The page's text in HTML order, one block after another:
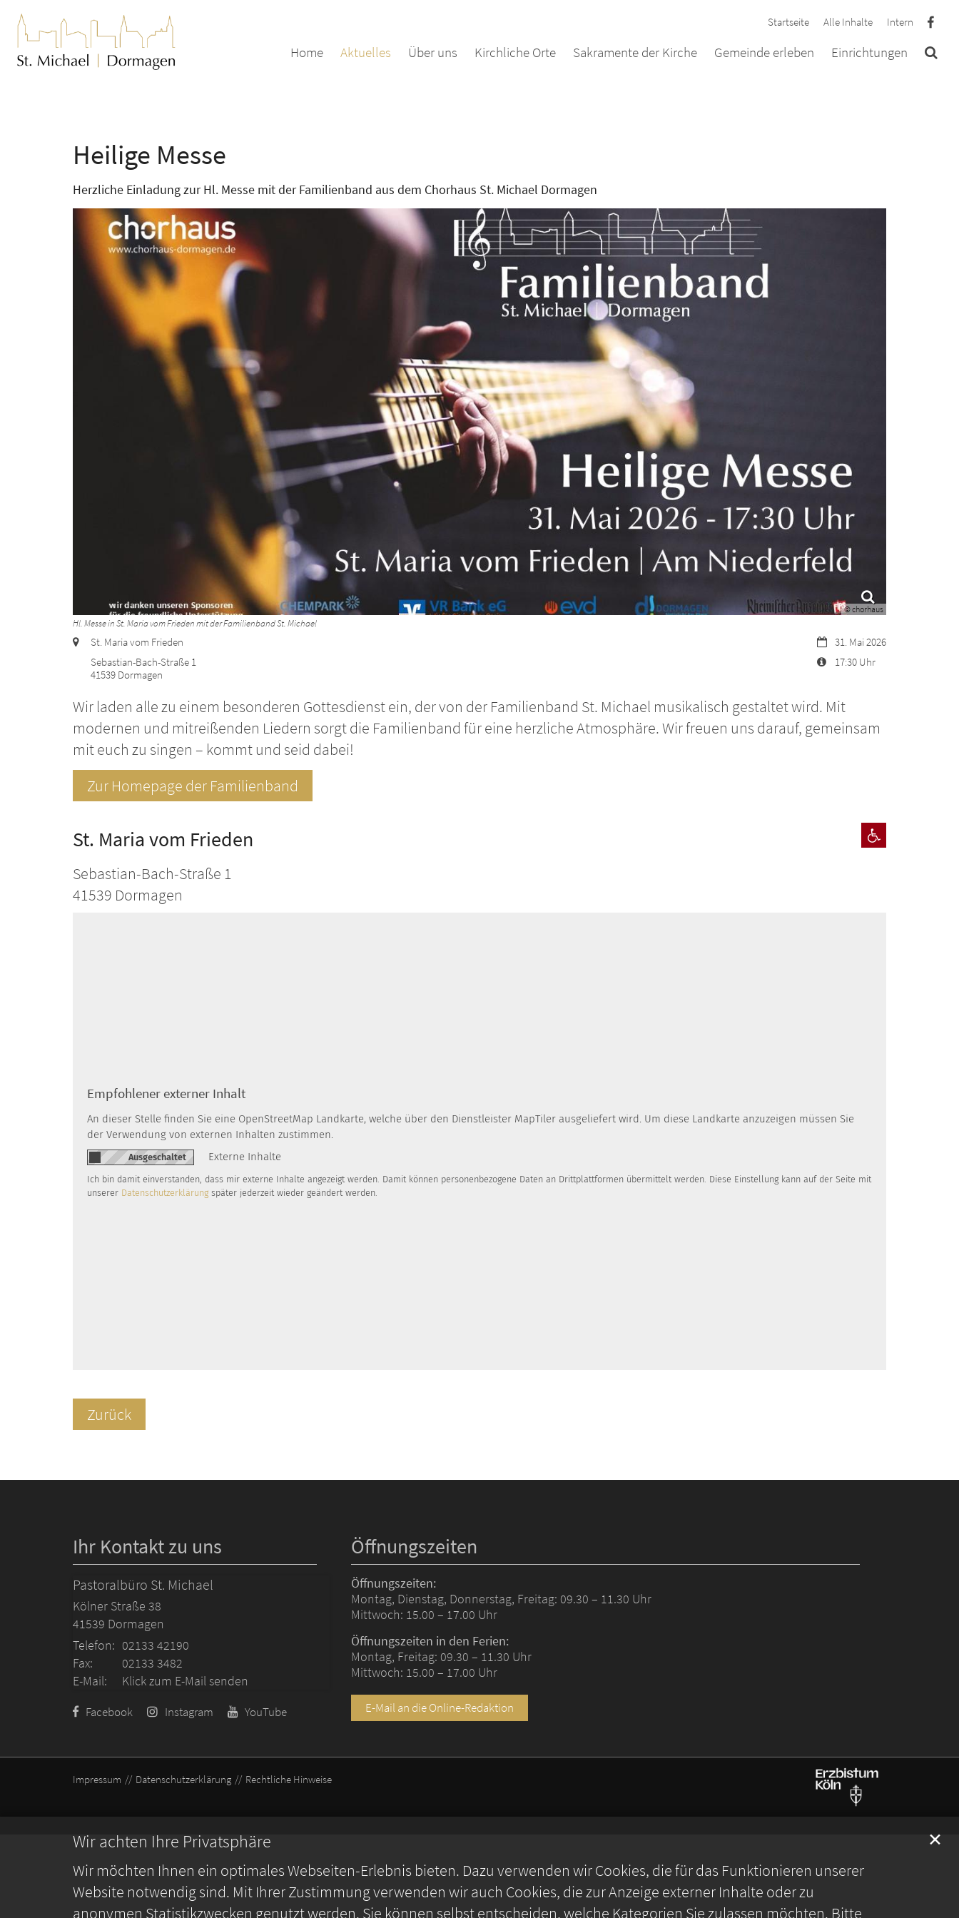
Wir achten Ihre Privatsphäre
Wir möchten Ihnen ein optimales Webseiten-Erlebnis bieten. Dazu verwenden wir Cookies, die für das Funktionieren unserer
Website notwendig sind. Mit Ihrer Zustimmung verwenden wir auch Cookies, die zur Anzeige externer Inhalte oder zu
anonymen Statistikzwecken genutzt werden. Sie können selbst entscheiden, welche Kategorien Sie zulassen möchten. Bitte
✕
Zum Inhalt springen
Startseite Alle Inhalte Intern
Home Aktuelles Über uns Kirchliche Orte Sakramente der Kirche Gemeinde erleben Einrichtungen
Heilige Messe
Herzliche Einladung zur Hl. Messe mit der Familienband aus dem Chorhaus St. Michael Dormagen
© chorhaus
Hl. Messe in St. Maria vom Frieden mit der Familienband St. Michael
Datum:31. Mai 2026
Art bzw. Nummer:
17:30 Uhr
Ort:
St. Maria vom Frieden
Sebastian-Bach-Straße 1
41539 Dormagen
Wir laden alle zu einem besonderen Gottesdienst ein, der von der Familienband St. Michael musikalisch gestaltet wird. Mit
modernen und mitreißenden Liedern sorgt die Familienband für eine herzliche Atmosphäre. Wir freuen uns darauf, gemeinsam
mit euch zu singen – kommt und seid dabei!
Zur Homepage der Familienband
St. Maria vom Frieden
Sebastian-Bach-Straße 1
41539 Dormagen
Empfohlener externer Inhalt
An dieser Stelle finden Sie eine OpenStreetMap Landkarte, welche über den Dienstleister MapTiler ausgeliefert wird. Um diese Landkarte anzuzeigen müssen Sie
der Verwendung von externen Inhalten zustimmen.
Externe Inhalte
Ich bin damit einverstanden, dass mir externe Inhalte angezeigt werden. Damit können personenbezogene Daten an Drittplattformen übermittelt werden. Diese Einstellung kann auf der Seite mit
unserer Datenschutzerklärung später jederzeit wieder geändert werden.
Zurück
Öffnungszeiten
Öffnungszeiten:
Montag, Dienstag, Donnerstag, Freitag: 09.30 – 11.30 Uhr
Mittwoch: 15.00 – 17.00 Uhr
Öffnungszeiten in den Ferien:
Montag, Freitag: 09.30 – 11.30 Uhr
Mittwoch: 15.00 – 17.00 Uhr
E-Mail an die Online-Redaktion
Ihr Kontakt zu uns
Pastoralbüro St. Michael
Kölner Straße 38
41539 Dormagen
Telefon: 02133 42190
Fax:
02133 3482
E-Mail:
Klick zum E-Mail senden
Facebook Instagram YouTube
Impressum Datenschutzerklärung Rechtliche Hinweise